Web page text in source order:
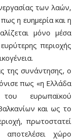
των λαών,
η ευημερία και η
μόνο μέσα
περιοχής
της συνάντησης, ο
πως «η Ελλάδα
ευρωπαϊκού
και ως το
πρωτοστατεί
χώρο